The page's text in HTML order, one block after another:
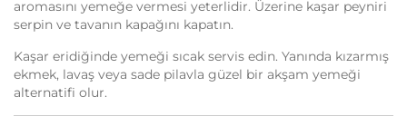
aromasını yemeğe vermesi yeterlidir. Üzerine kaşar peyniri
serpin ve tavanın kapağını kapatın.
Kaşar eridiğinde yemeği sıcak servis edin. Yanında kızarmış
ekmek, lavaş veya sade pilavla güzel bir akşam yemeği
alternatifi olur.